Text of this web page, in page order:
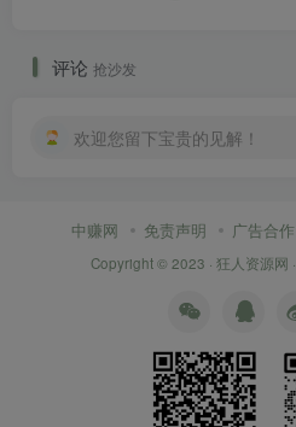
评论 抢沙发
欢迎您留下宝贵的见解！
中赚网 免责声明 广告合作
Copyright © 2023 · 狂人资源网 ·